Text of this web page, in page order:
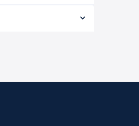
a melhor oferta